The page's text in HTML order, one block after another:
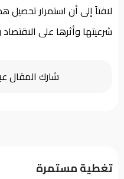
لافتاً إلى أن استمرار تحصيل
شرعيتها وأثرها على
شارك المقال
تغطية مستمرة